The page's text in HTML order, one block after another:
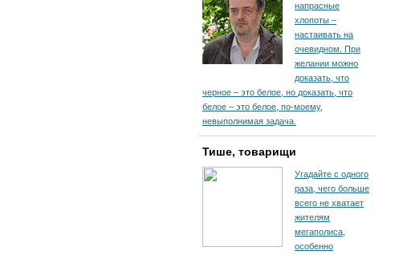
напрасные
хлопоты –
настаивать на
очевидном. При
желании можно
доказать, что
черное – это белое, но доказать, что
белое – это белое, по-моему,
невыполнимая задача.
Тише, товарищи
Угадайте с одного
раза, чего больше
всего не хватает
жителям
мегаполиса,
особенно